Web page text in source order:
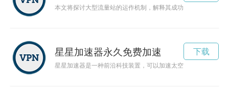
本文将探讨大型流量站的运作机制，解释其成功之处，并分析
星星加速器永久免费加速
星星加速器是一种前沿科技装置，可以加速太空飞船在宇宙中
下载